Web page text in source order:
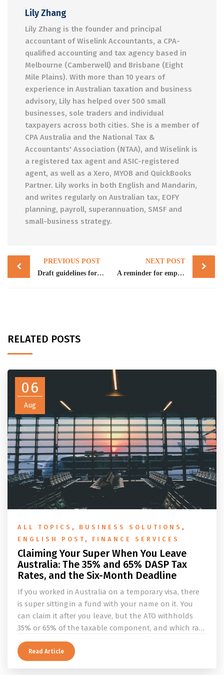
Lily Zhang
Lily Zhang is the founder and principal
accountant of Wiselink Accountants, a CPA-
qualified accounting and tax agency based in
Melbourne (Camberwell) and Brisbane (Eight
Mile Plains). With more than 10 years of
experience in Australian taxation and business
advisory, Lily has helped over 500 small
businesses, sole traders and individual
taxpayers across both cities. She is a member of
CPA Australia and the National Tax &
Accountants' Association (NTAA), and Wiselink is
a registered tax agent and ASIC-registered
agent, as well as a Xero, MYOB and QuickBooks
Partner. Lily works in both English and Mandarin,
and writes regularly on Australian tax, EOFY
planning, payroll, superannuation, SMSF and
small-business strategy.
Post
navigation
PREVIOUS POST
Draft guidelines for community charities operating as DGRs
NEXT POST
A reminder for employers from ATO: Pay SG contributions on time and in full
RELATED POSTS
06
Aug
ALL TOPICS , BUSINESS SOLUTIONS ,
ENGLISH POST , FINANCE SERVICES
Claiming Your Super When You Leave
Australia: The 35% and 65% DASP Tax
Rates, and the Six-Month Deadline
If you worked in Australia on a temporary visa, there
is super sitting in a fund with your name on it. You
can claim it after you leave, but the ATO withholds
35% or 65% of the taxable component, and which rate
applies depends on whether you ever held a working
holiday maker visa. This guide covers the eligibility
conditions, the DASP tax rate table, the six-month
Read Article